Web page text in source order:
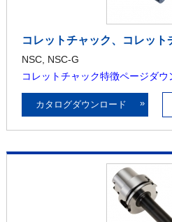
コレットチャック、コレット
NSC, NSC-G
コレットチャック特徴ページダウ
カタログダウンロード »